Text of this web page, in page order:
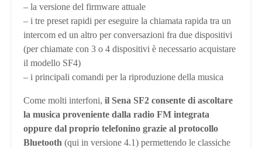
– la versione del firmware attuale
– i tre preset rapidi per eseguire la chiamata rapida tra un
intercom ed un altro per conversazioni fra due dispositivi
(per chiamate con 3 o 4 dispositivi è necessario acquistare
il modello SF4)
– i principali comandi per la riproduzione della musica
Come molti interfoni, il Sena SF2 consente di ascoltare
la musica proveniente dalla radio FM integrata
oppure dal proprio telefonino grazie al protocollo
Bluetooth (qui in versione 4.1) permettendo le classiche